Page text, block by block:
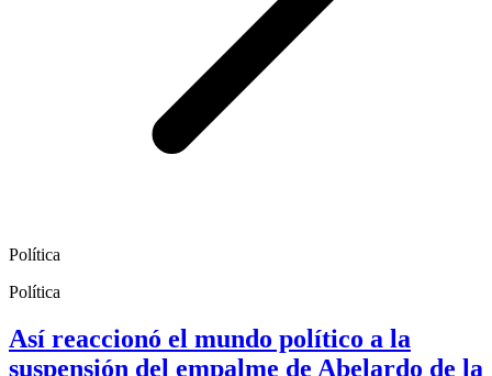
Política
Política
Así reaccionó el mundo político a la
suspensión del empalme de Abelardo de la